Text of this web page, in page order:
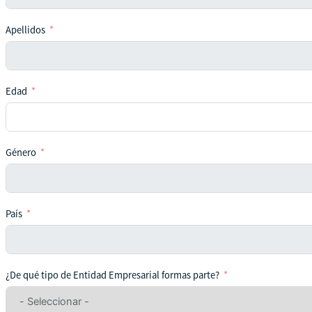
Apellidos
Edad
Género
País
¿De qué tipo de Entidad Empresarial formas parte?